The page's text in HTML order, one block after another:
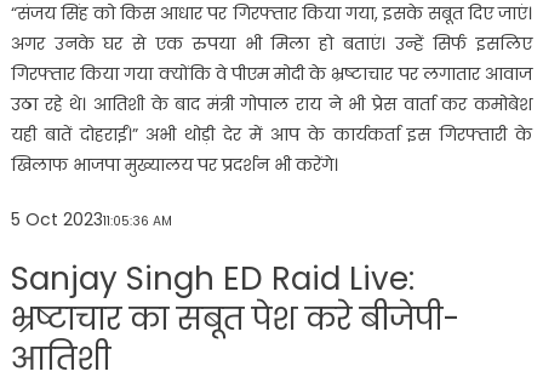
“संजय सिंह को किस आधार पर गिरफ्तार किया गया, इसके सबूत दिए जाएं।
अगर उनके घर से एक रुपया भी मिला हो बताएं। उन्हें सिर्फ इसलिए
गिरफ्तार किया गया क्योंकि वे पीएम मोदी के भ्रष्टाचार पर लगातार आवाज
उठा रहे थे। आतिशी के बाद मंत्री गोपाल राय ने भी प्रेस वार्ता कर कमोबेश
यही बातें दोहराईं।” अभी थोड़ी देर में आप के कार्यकर्ता इस गिरफ्तारी के
खिलाफ भाजपा मुख्यालय पर प्रदर्शन भी करेंगे।
5 Oct 202311:05:36 AM
Sanjay Singh ED Raid Live:
भ्रष्टाचार का सबूत पेश करे बीजेपी-
आतिशी